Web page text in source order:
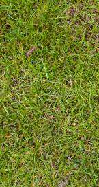
Gå til hovedindhold